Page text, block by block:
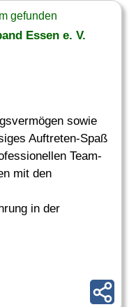
gefunden
Essen e. V.
sowie
Auftreten-Spaß
Team-
mit den
in der